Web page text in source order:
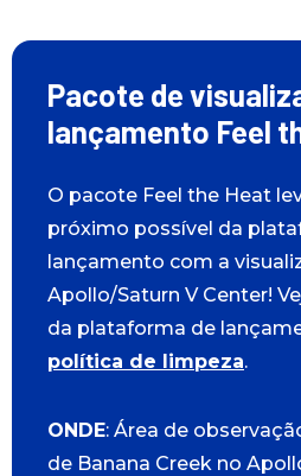
Pacote de
lançamento Feel
O pacote Feel the Heat
próximo possível da
lançamento com a
Apollo/Saturn V Center!
da plataforma de
política de limpeza.
ONDE: Área de
de Banana Creek no